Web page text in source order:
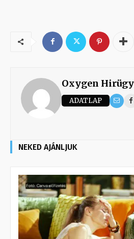
Oxygen
ADATLAP
NEKED AJÁNLJUK